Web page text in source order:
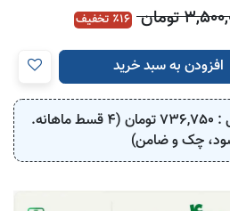
تومان 16٪ تخفیف
افزودن به سبد خرید
:
736,750
تومان (4 قسط ماهانه.
چک و ضامن)